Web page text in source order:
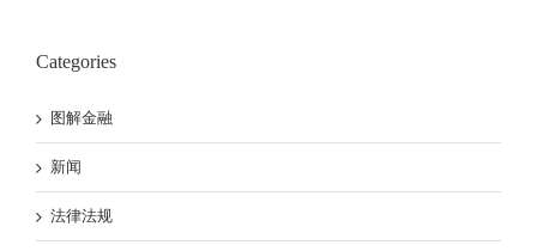
Categories
图解金融
新闻
法律法规